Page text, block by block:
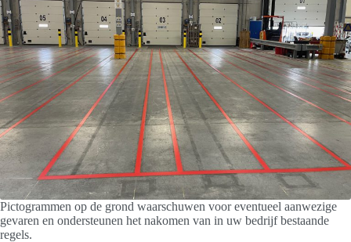
Pictogrammen op de grond waarschuwen voor eventueel aanwezige
gevaren en ondersteunen het nakomen van in uw bedrijf bestaande
regels.